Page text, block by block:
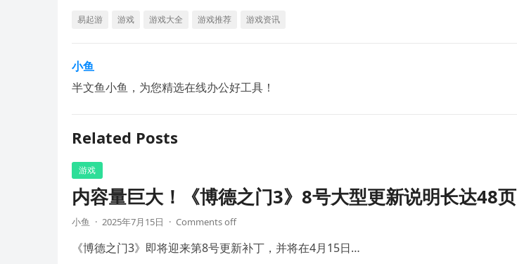
易起游 游戏 游戏大全 游戏推荐 游戏资讯
小鱼
半文鱼小鱼，为您精选在线办公好工具！
Related Posts
游戏
内容量巨大！《博德之门3》8号大型更新说明长达48页
小鱼 · 2025年7月15日 · Comments off
《博德之门3》即将迎来第8号更新补丁，并将在4月15日…